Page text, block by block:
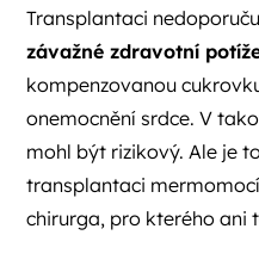
Transplantaci
závažné zdravotní
kompenzovanou
onemocnění srdce. V
mohl být rizikový. Ale je
transplantaci
chirurga, pro kterého ani